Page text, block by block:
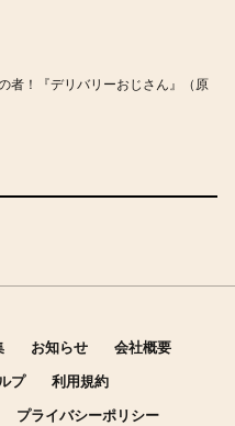
者！『デリバリーおじさん』（原
お知らせ 会社概要
プ 利用規約
プライバシーポリシー